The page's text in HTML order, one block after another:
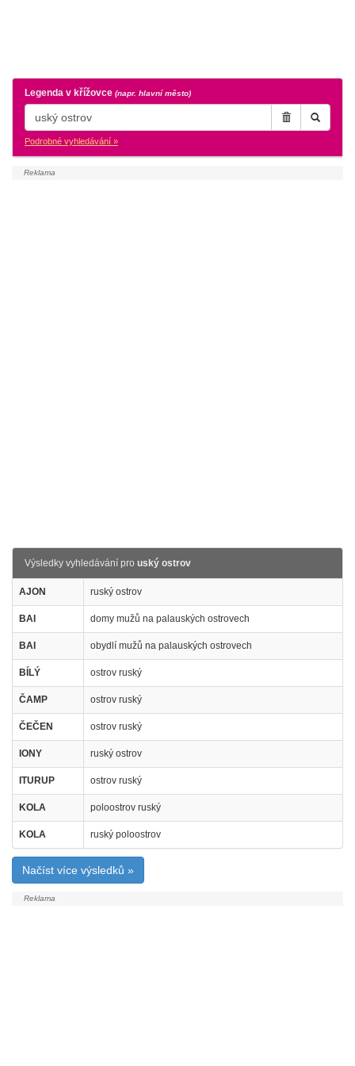
Legenda v křížovce (napr. hlavní město)
Podrobné vyhledávání »
Výsledky vyhledávání pro uský ostrov
AJON ruský ostrov
BAI domy mužů na palauských ostrovech
BAI obydlí mužů na palauských ostrovech
BÍLÝ ostrov ruský
ČAMP ostrov ruský
ČEČEN ostrov ruský
IONY ruský ostrov
ITURUP ostrov ruský
KOLA poloostrov ruský
KOLA ruský poloostrov
Načíst více výsledků »